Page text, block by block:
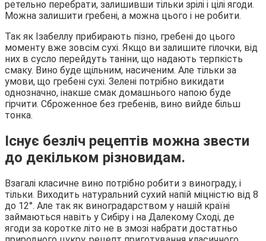
ретельно перебрати, залишивши тільки зрілі і цілі ягоди.
Можна залишити гребені, а можна цього і не робити.
Так як Ізабеллу прибирають пізно, гребені до цього
моменту вже зовсім сухі. Якщо ви залишите гілочки, від
них в сусло перейдуть таніни, що надають терпкість
смаку. Вино буде щільним, насиченим. Але тільки за
умови, що гребені сухі. Зелені потрібно викидати
однозначно, інакше смак домашнього напою буде
гірчити. Сброженное без гребенів, вино вийде більш
тонка.
Існує безліч рецептів можна звести
до декільком різновидам.
Взагалі класичне вино потрібно робити з винограду, і
тільки. Виходить натуральний сухий напій міцністю від 8
до 12°. Але так як виноградарством у нашій країні
займаються навіть у Сибіру і на Далекому Сході, де
ягоди за коротке літо не в змозі набрати достатньо